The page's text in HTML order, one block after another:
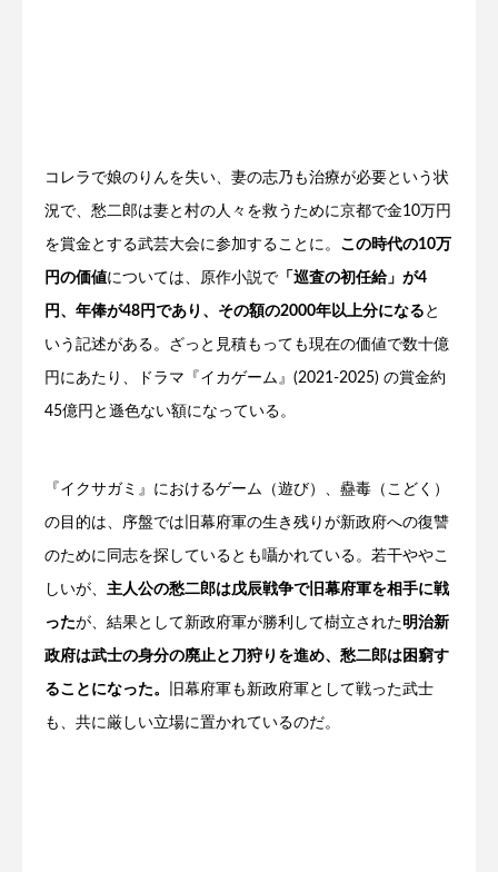
コレラで娘のりんを失い、妻の志乃も治療が必要という状
況で、愁二郎は妻と村の人々を救うために京都で金10万円
を賞金とする武芸大会に参加することに。 この時代の10万
円の価値については、原作小説で 「巡査の初任給」が4
円、年俸が48円であり、その額の2000年以上分になる と
いう記述がある。ざっと見積もっても現在の価値で数十億
円にあたり、ドラマ『イカゲーム』(2021-2025) の賞金約
45億円と遜色ない額になっている。
『イクサガミ』におけるゲーム（遊び）、蠱毒（こどく）
の目的は、序盤では旧幕府軍の生き残りが新政府への復讐
のために同志を探しているとも囁かれている。若干ややこ
しいが、 主人公の愁二郎は戊辰戦争で旧幕府軍を相手に戦
ったが、結果として新政府軍が勝利して樹立された明治新
政府は武士の身分の廃止と刀狩りを進め、愁二郎は困窮す
ることになった。 旧幕府軍も新政府軍として戦った武士
も、共に厳しい立場に置かれているのだ。